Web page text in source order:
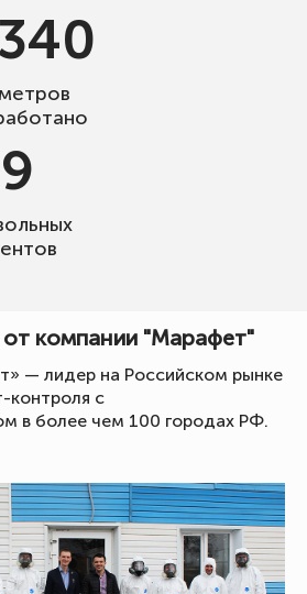
компании "Марафет"
— лидер на Российском рынке
контроля с
в более чем 100 городах РФ.